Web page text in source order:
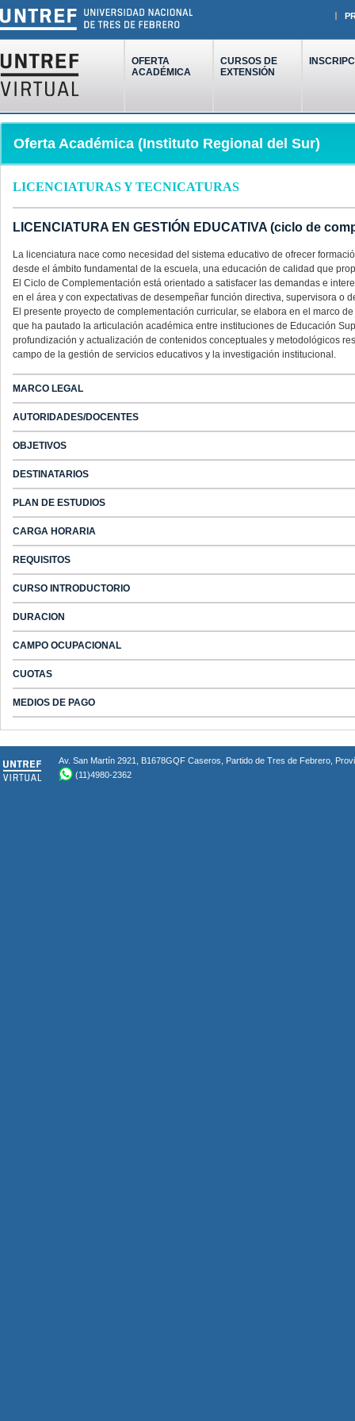
OFERTA
ACADÉMICA
CURSOS DE
EXTENSIÓN
Oferta Académica (Instituto Regional del Sur)
LICENCIATURAS Y TECNICATURAS
LICENCIATURA EN GESTIÓN EDUCATIVA (ciclo de
La licenciatura nace como necesidad del sistema educativo de ofrecer
desde el ámbito fundamental de la escuela, una educación de calidad que
El Ciclo de Complementación está orientado a satisfacer las demandas e
en el área y con expectativas de desempeñar función directiva, supervisora o
El presente proyecto de complementación curricular, se elabora en el marco
que ha pautado la articulación académica entre instituciones de Educación
profundización y actualización de contenidos conceptuales y metodológicos
campo de la gestión de servicios educativos y la investigación institucional.
MARCO LEGAL
AUTORIDADES/DOCENTES
OBJETIVOS
DESTINATARIOS
PLAN DE ESTUDIOS
CARGA HORARIA
REQUISITOS
CURSO INTRODUCTORIO
DURACION
CAMPO OCUPACIONAL
CUOTAS
MEDIOS DE PAGO
Av. San Martín 2921, B1678GQF Caseros, Partido de Tres de Febrero,
(11)4980-2362